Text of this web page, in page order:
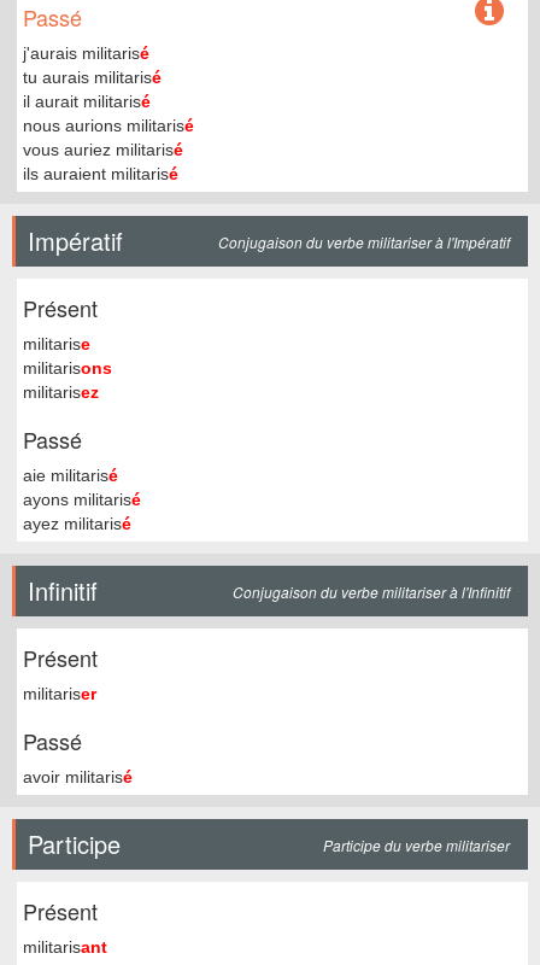
Passé
j'aurais militarisé
tu aurais militarisé
il aurait militarisé
nous aurions militarisé
vous auriez militarisé
ils auraient militarisé
Impératif Conjugaison du verbe militariser à l'Impératif
Présent
militarise
militarisons
militarisez
Passé
aie militarisé
ayons militarisé
ayez militarisé
Infinitif Conjugaison du verbe militariser à l'Infinitif
Présent
militariser
Passé
avoir militarisé
Participe Participe du verbe militariser
Présent
militarisant